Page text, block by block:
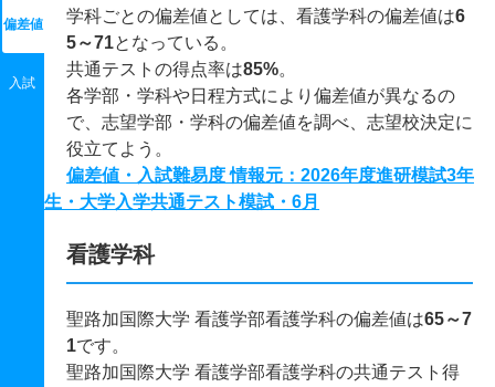
偏差値
入試
学科ごとの偏差値としては、看護学科の偏差値は6
5～71となっている。
共通テストの得点率は85%。
各学部・学科や日程方式により偏差値が異なるの
で、志望学部・学科の偏差値を調べ、志望校決定に
役立てよう。
偏差値・入試難易度 情報元：2026年度進研模試3年
生・大学入学共通テスト模試・6月
看護学科
聖路加国際大学 看護学部看護学科の偏差値は65～7
1です。
聖路加国際大学 看護学部看護学科の共通テスト得